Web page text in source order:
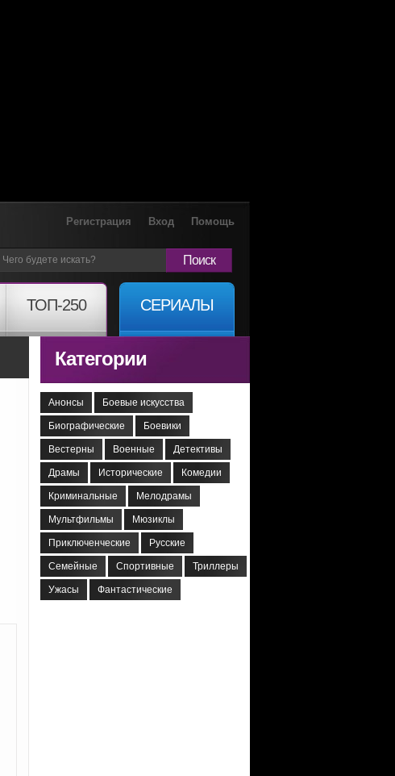
Регистрация Вход Помощь
Поиск
ТОП-250 СЕРИАЛЫ
Категории
Анонсы Боевые искусства
Биографические Боевики
Вестерны Военные Детективы
Драмы Исторические Комедии
Криминальные Мелодрамы
Мультфильмы Мюзиклы
Приключенческие Русские
Семейные Спортивные Триллеры
Ужасы Фантастические